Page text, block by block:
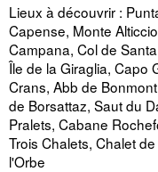
Lieux à découvrir :
Capense, Monte
Campana, Col de
Île de la Giraglia, Capo
Crans, Abb de
de Borsattaz, Saut du
Pralets, Cabane
Trois Chalets, Chalet
l'Orbe